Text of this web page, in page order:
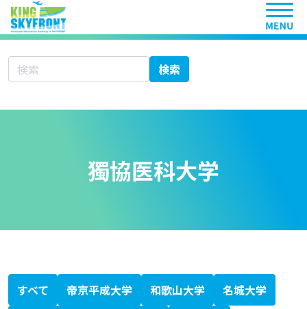
ヘッ
サイト内検索 検索
獨協医科大学
すべて 帝京平成大学 和歌山大学
名城大学
北海道科学大学
大学シーズ集 あ行
愛知医科大学
秋田大学
旭川医科大学
岩手医科大学
愛媛大学
大分大学
大阪医科薬科大学
大阪市立大学
大阪大学
岡山大学
大学シーズ集 か行
香川大学
鹿児島大学
金沢医科大学
金沢大学
川崎医科大学
関西医科大学
北里大学
岐阜大学
九州大学
京都大学
京都府立医科大学
杏林大学
近畿大学
熊本大学
久留米大学
群馬大学
慶應義塾大学
高知大学
神戸大学
国際医療福祉大学
大学シーズ集 さ行
埼玉医科大学
佐賀大学
札幌医科大学
産業医科大学
滋賀医科大学
自治医科大学
島根大学
順天堂大学
昭和大学
信州大学
聖マリアンナ医科大学
大学シーズ集 た行
千葉大学
筑波大学
帝京大学
東海大学
東京医科歯科大学
東京医科大学
東京慈恵会医科大学
東京女子医科大学
東京大学
東邦大学
東北医科薬科大学
東北大学
徳島大学
獨協医科大学
鳥取大学
富山大学
大学シーズ集 な行
長崎大学
名古屋市立大学
名古屋大学
奈良県立医科大学
新潟大学
日本医科大学
日本大学
大学シーズ集 は行
浜松医科大学
兵庫医科大学
弘前大学
広島大学
福井大学
福岡大学
福島県立医科大学
藤田医科大学
防衛医科大学校
北海道大学
大学シーズ集 ま行
三重大学
宮崎大学
大学シーズ集 や行
山形大学
山口大学
山梨大学
横浜市立大学
大学シーズ集 ら行
琉球大学
大学シーズ集 わ行
和歌山県立医科大学
専門書
医療系ベンチャー支援ガイドブック
科学技術・イノベーション白書
KISTEC ANNUAL REPORT 2023
かわさき産学連携ニュースレター
静岡がんセンターファルマバレープロジェクト
日経バイオテク
日経バイオ年鑑
バイオサイエンスとインダストリー